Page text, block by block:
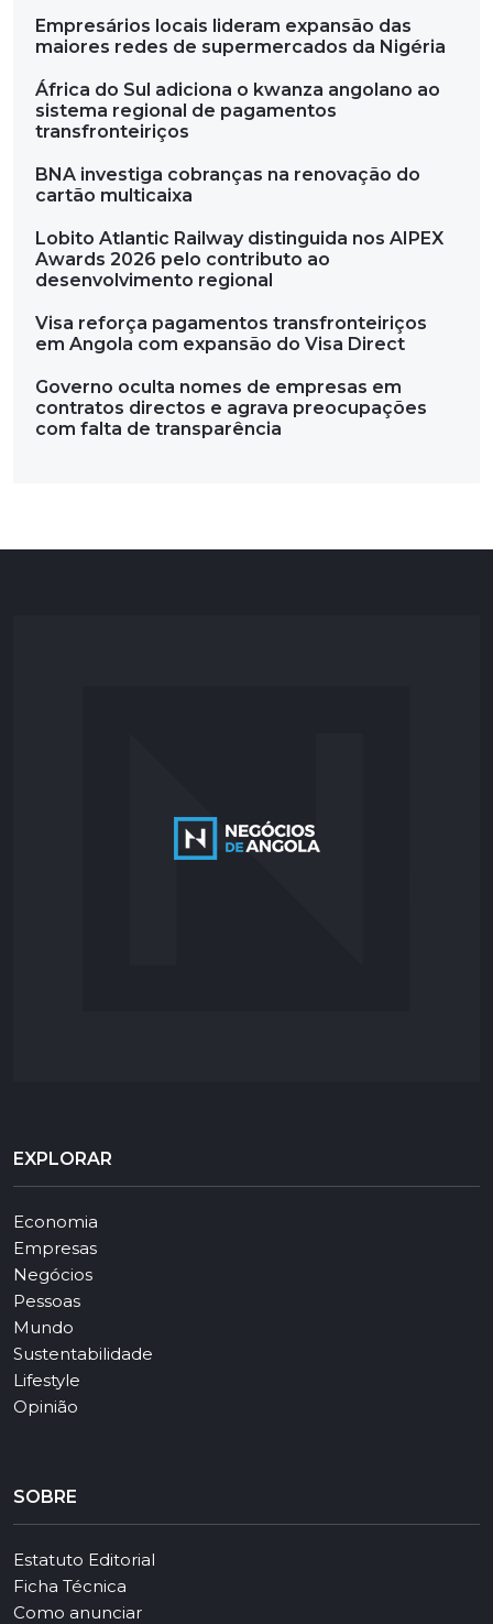
Empresários locais lideram expansão das
maiores redes de supermercados da Nigéria
África do Sul adiciona o kwanza angolano ao
sistema regional de pagamentos
transfronteiriços
BNA investiga cobranças na renovação do
cartão multicaixa
Lobito Atlantic Railway distinguida nos AIPEX
Awards 2026 pelo contributo ao
desenvolvimento regional
Visa reforça pagamentos transfronteiriços
em Angola com expansão do Visa Direct
Governo oculta nomes de empresas em
contratos directos e agrava preocupações
com falta de transparência
EXPLORAR
Economia
Empresas
Negócios
Pessoas
Mundo
Sustentabilidade
Lifestyle
Opinião
SOBRE
Estatuto Editorial
Ficha Técnica
Como anunciar